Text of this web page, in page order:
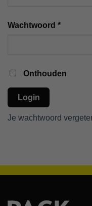
Wachtwoord *Vereist
Onthouden
Login
Je wachtwoord